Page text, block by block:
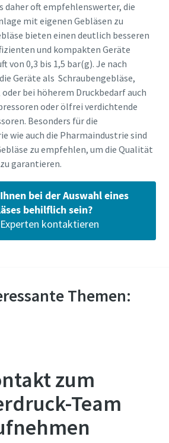
daher oft empfehlenswerter, die
mit eigenen Gebläsen zu
bieten einen deutlich besseren
und kompakten Geräte
von 0,3 bis 1,5 bar(g). Je nach
Geräte als Schraubengebläse,
bei höherem Druckbedarf auch
oder ölfrei verdichtende
Besonders für die
wie auch die Pharmaindustrie sind
zu empfehlen, um die Qualität
garantieren.
bei der Auswahl eines
behilflich sein?
kontaktieren
Themen:
zum
Team